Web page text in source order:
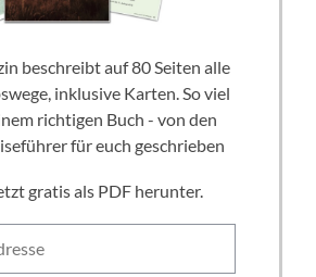
inklusive Karten. So viel
richtigen Buch - von den
für euch geschrieben
gratis als PDF herunter.